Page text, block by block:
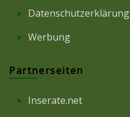
Datenschutzerklärung
Werbung
Partnerseiten
Inserate.net